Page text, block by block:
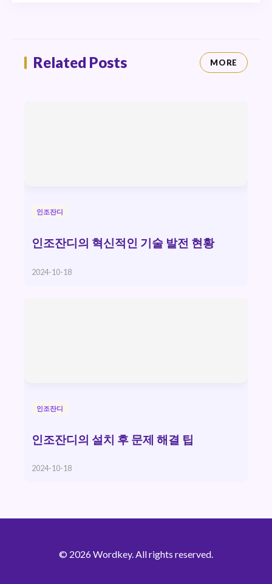
Related Posts MORE
인조잔디
인조잔디의 혁신적인 기술 발전 현황
2024-10-18
인조잔디
인조잔디의 설치 후 문제 해결 팁
2024-10-18
© 2026 Wordkey. All rights reserved.